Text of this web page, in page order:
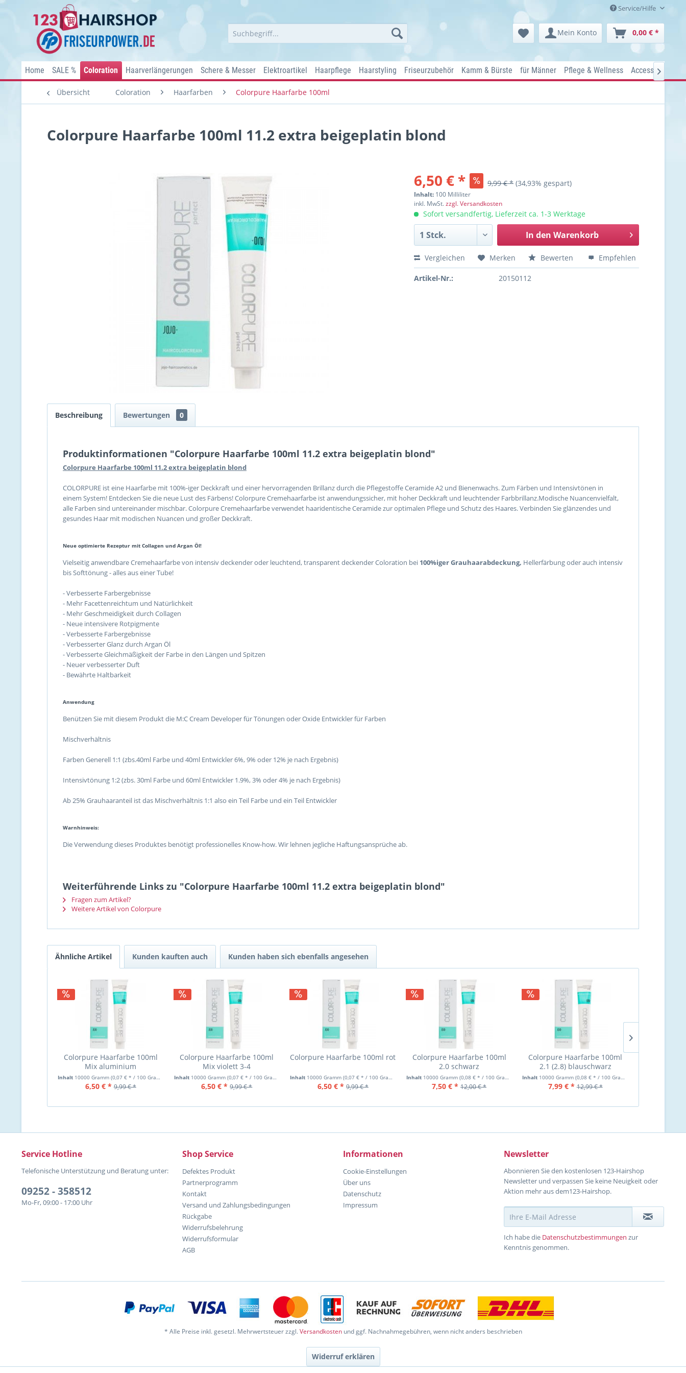
Service/Hilfe
Mein Konto 0,00 € *
Home SALE % Coloration Haarverlängerungen Schere & Messer Elektroartikel Haarpflege Haarstyling Friseurzubehör Kamm & Bürste für Männer Pflege & Wellness Accessoires

Übersicht Coloration Haarfarben Colorpure Haarfarbe 100ml
Colorpure Haarfarbe 100ml 11.2 extra beigeplatin blond
6,50 € * 9,99 € * (34,93% gespart)
Inhalt: 100 Milliliter
inkl. MwSt.zzgl. Versandkosten
Sofort versandfertig, Lieferzeit ca. 1-3 Werktage
In den Warenkorb
Vergleichen Merken Bewerten Empfehlen
Artikel-Nr.: 20150112
Beschreibung Bewertungen 0
Produktinformationen "Colorpure Haarfarbe 100ml 11.2 extra beigeplatin blond"
Colorpure Haarfarbe 100ml 11.2 extra beigeplatin blond
COLORPURE ist eine Haarfarbe mit 100%-iger Deckkraft und einer hervorragenden Brillanz durch die Pflegestoffe Ceramide A2 und Bienenwachs. Zum Färben und Intensivtönen in
einem System! Entdecken Sie die neue Lust des Färbens! Colorpure Cremehaarfarbe ist anwendungssicher, mit hoher Deckkraft und leuchtender Farbbrillanz.Modische Nuancenvielfalt,
alle Farben sind untereinander mischbar. Colorpure Cremehaarfarbe verwendet haaridentische Ceramide zur optimalen Pflege und Schutz des Haares. Verbinden Sie glänzendes und
gesundes Haar mit modischen Nuancen und großer Deckkraft.
Neue optimierte Rezeptur mit Collagen und Argan Öl!
Vielseitig anwendbare Cremehaarfarbe von intensiv deckender oder leuchtend, transparent deckender Coloration bei 100%iger Grauhaarabdeckung, Hellerfärbung oder auch intensiv
bis Softtönung - alles aus einer Tube!
- Verbesserte Farbergebnisse
- Mehr Facettenreichtum und Natürlichkeit
- Mehr Geschmeidigkeit durch Collagen
- Neue intensivere Rotpigmente
- Verbesserte Farbergebnisse
- Verbesserter Glanz durch Argan Öl
- Verbesserte Gleichmäßigkeit der Farbe in den Längen und Spitzen
- Neuer verbesserter Duft
- Bewährte Haltbarkeit
Anwendung
Benützen Sie mit diesem Produkt die M:C Cream Developer für Tönungen oder Oxide Entwickler für Farben
Mischverhältnis
Farben Generell 1:1 (zbs.40ml Farbe und 40ml Entwickler 6%, 9% oder 12% je nach Ergebnis)
Intensivtönung 1:2 (zbs. 30ml Farbe und 60ml Entwickler 1.9%, 3% oder 4% je nach Ergebnis)
Ab 25% Grauhaaranteil ist das Mischverhältnis 1:1 also ein Teil Farbe und ein Teil Entwickler
Warnhinweis:
Die Verwendung dieses Produktes benötigt professionelles Know-how. Wir lehnen jegliche Haftungsansprüche ab.
Weiterführende Links zu "Colorpure Haarfarbe 100ml 11.2 extra beigeplatin blond"
Fragen zum Artikel?
Weitere Artikel von Colorpure
Ähnliche Artikel Kunden kauften auch Kunden haben sich ebenfalls angesehen
Colorpure Haarfarbe 100ml
Mix aluminium
Inhalt 10000 Gramm (0,07 € * / 100 Gramm)
6,50 € * 9,99 € *
Colorpure Haarfarbe 100ml
Mix violett 3-4
Inhalt 10000 Gramm (0,07 € * / 100 Gramm)
6,50 € * 9,99 € *
Colorpure Haarfarbe 100ml rot
Inhalt 10000 Gramm(0,07 € * / 100 Gramm)
6,50 € * 9,99 € *
Colorpure Haarfarbe 100ml
2.0 schwarz
Inhalt 10000 Gramm (0,08 € * / 100 Gramm)
7,50 € * 12,00 € *
Colorpure Haarfarbe 100ml
2.1 (2.8) blauschwarz
Inhalt 10000 Gramm(0,08 € * / 100 Gramm)
7,99 € * 12,99 € *
Service Hotline
Telefonische Unterstützung und Beratung unter:
09252 - 358512
Mo-Fr, 09:00 - 17:00 Uhr
Shop Service
Defektes Produkt
Partnerprogramm
Kontakt
Versand und Zahlungsbedingungen
Rückgabe
Widerrufsbelehrung
Widerrufsformular
AGB
Informationen
Cookie-Einstellungen
Über uns
Datenschutz
Impressum
Newsletter
Abonnieren Sie den kostenlosen 123-Hairshop
Newsletter und verpassen Sie keine Neuigkeit oder
Aktion mehr aus dem123-Hairshop.
Ich habe die Datenschutzbestimmungen zur
Kenntnis genommen.
* Alle Preise inkl. gesetzl. Mehrwertsteuer zzgl.Versandkostenund ggf. Nachnahmegebühren, wenn nicht anders beschrieben
Widerruf erklären